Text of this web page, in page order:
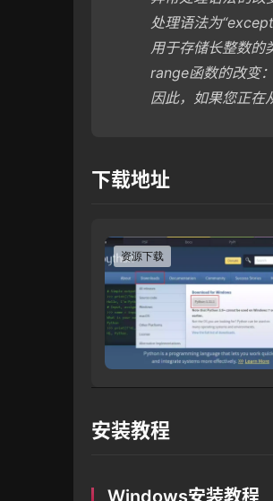
处理语法为
用于存储长整数的
range函数的改变
因此，如果您正在
下载地址
安装教程